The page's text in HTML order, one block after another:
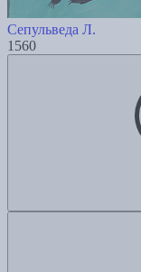
Сепульведа Л.
1560